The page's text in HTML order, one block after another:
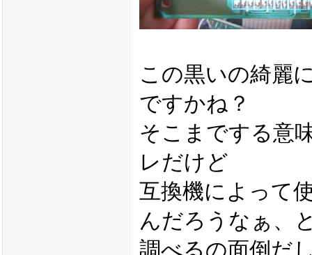
この黒いの綺麗
ですかね？
そこまでする意
レだけど
互換機によって
んだろうなぁ、
調べるの面倒だ